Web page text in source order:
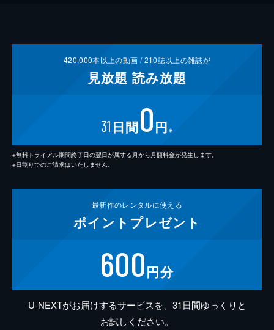
420,000本以上の動画 /210誌以上の雑誌が
見放題 読み放題
31 日間0円 ※
※無料トライアル期間終了日の翌日が属する月から月額料金が発生します。
※日割りでのご請求はいたしません。
最新作のレンタルに使える
ポイント プレゼント
600円分
U-NEXTがお届けするサービスを、31日間ゆっくりと
お試しください。